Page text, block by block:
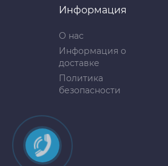
Информация
О нас
Информация о
доставке
Политика
безопасности